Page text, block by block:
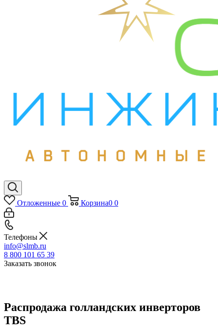
Отложенные 0 Корзина0 0
Телефоны
info@slmb.ru
8 800 101 65 39
Заказать звонок
Распродажа голландских инверторов
TBS